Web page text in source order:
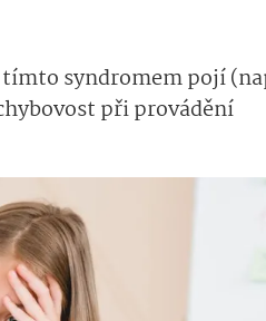
syndromem pojí
při provádění